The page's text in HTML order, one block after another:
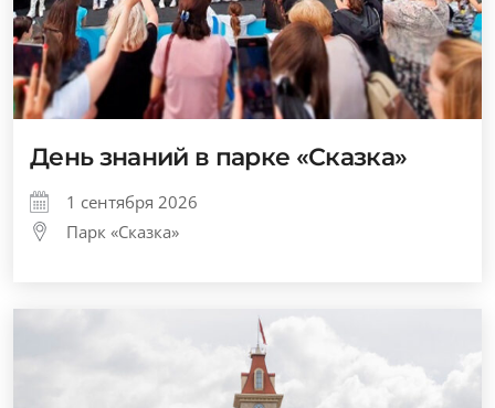
День знаний в парке «Сказка»
1 сентября 2026
Парк «Сказка»